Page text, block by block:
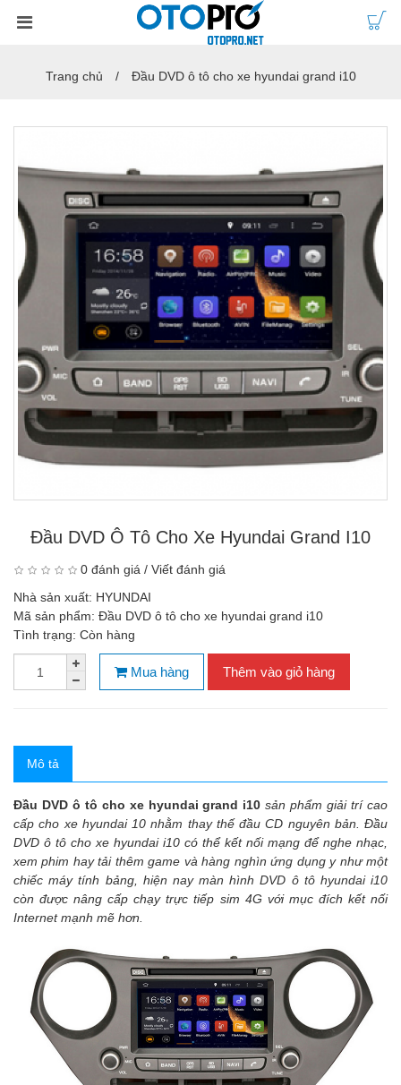
Trang chủ Đầu DVD ô tô cho xe hyundai grand i10
Đầu DVD Ô Tô Cho Xe Hyundai Grand I10
0 đánh giá / Viết đánh giá
Nhà sản xuất: HYUNDAI
Mã sản phẩm: Đầu DVD ô tô cho xe hyundai grand i10
Tình trạng: Còn hàng
Mua hàng Thêm vào giỏ hàng
Mô tả
Đầu DVD ô tô cho xe hyundai grand i10 sản phẩm giải trí cao
cấp cho xe hyundai 10 nhằm thay thế đầu CD nguyên bản. Đầu
DVD ô tô cho xe hyundai i10 có thể kết nối mạng để nghe nhạc,
xem phim hay tải thêm game và hàng nghìn ứng dụng y như một
chiếc máy tính bảng, hiện nay màn hình DVD ô tô hyundai i10
còn được nâng cấp chạy trực tiếp sim 4G với mục đích kết nối
Internet mạnh mẽ hơn.